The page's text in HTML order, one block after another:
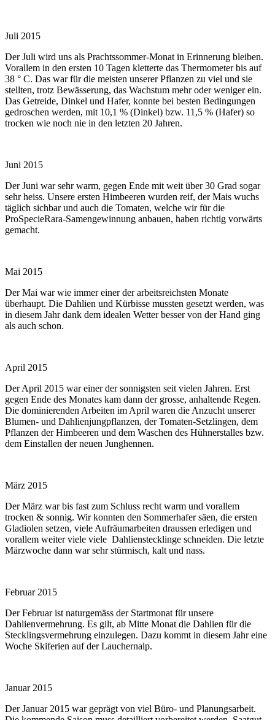
Juli 2015
Der Juli wird uns als Prachtssommer-Monat in Erinnerung bleiben.
Vorallem in den ersten 10 Tagen kletterte das Thermometer bis auf
38 ° C. Das war für die meisten unserer Pflanzen zu viel und sie
stellten, trotz Bewässerung, das Wachstum mehr oder weniger ein.
Das Getreide, Dinkel und Hafer, konnte bei besten Bedingungen
gedroschen werden, mit 10,1 % (Dinkel) bzw. 11,5 % (Hafer) so
trocken wie noch nie in den letzten 20 Jahren.
Juni 2015
Der Juni war sehr warm, gegen Ende mit weit über 30 Grad sogar
sehr heiss. Unsere ersten Himbeeren wurden reif, der Mais wuchs
täglich sichbar und auch die Tomaten, welche wir für die
ProSpecieRara-Samengewinnung anbauen, haben richtig vorwärts
gemacht.
Mai 2015
Der Mai war wie immer einer der arbeitsreichsten Monate
überhaupt. Die Dahlien und Kürbisse mussten gesetzt werden, was
in diesem Jahr dank dem idealen Wetter besser von der Hand ging
als auch schon.
April 2015
Der April 2015 war einer der sonnigsten seit vielen Jahren. Erst
gegen Ende des Monates kam dann der grosse, anhaltende Regen.
Die dominierenden Arbeiten im April waren die Anzucht unserer
Blumen- und Dahlienjungpflanzen, der Tomaten-Setzlingen, dem
Pflanzen der Himbeeren und dem Waschen des Hühnerstalles bzw.
dem Einstallen der neuen Junghennen.
März 2015
Der März war bis fast zum Schluss recht warm und vorallem
trocken & sonnig. Wir konnten den Sommerhafer säen, die ersten
Gladiolen setzen, viele Aufräumarbeiten draussen erledigen und
vorallem weiter viele viele Dahlienstecklinge schneiden. Die letzte
Märzwoche dann war sehr stürmisch, kalt und nass.
Februar 2015
Der Februar ist naturgemäss der Startmonat für unsere
Dahlienvermehrung. Es gilt, ab Mitte Monat die Dahlien für die
Stecklingsvermehrung einzulegen. Dazu kommt in diesem Jahr eine
Woche Skiferien auf der Lauchernalp.
Januar 2015
Der Januar 2015 war geprägt von viel Büro- und Planungsarbeit.